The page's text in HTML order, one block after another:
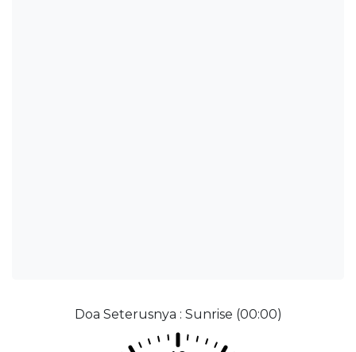
Doa Seterusnya : Sunrise (00:00)